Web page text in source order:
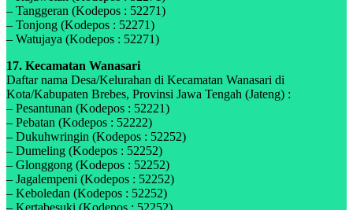
– Tanggeran (Kodepos : 52271)
– Tonjong (Kodepos : 52271)
– Watujaya (Kodepos : 52271)
17. Kecamatan Wanasari
Daftar nama Desa/Kelurahan di Kecamatan Wanasari di
Kota/Kabupaten Brebes, Provinsi Jawa Tengah (Jateng) :
– Pesantunan (Kodepos : 52221)
– Pebatan (Kodepos : 52222)
– Dukuhwringin (Kodepos : 52252)
– Dumeling (Kodepos : 52252)
– Glonggong (Kodepos : 52252)
– Jagalempeni (Kodepos : 52252)
– Keboledan (Kodepos : 52252)
– Kertabesuki (Kodepos : 52252)